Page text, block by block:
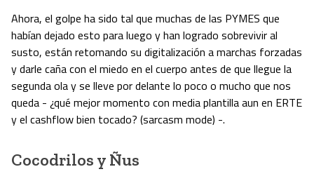
Ahora, el golpe ha sido tal que muchas de las PYMES que
habían dejado esto para luego y han logrado sobrevivir al
susto, están retomando su digitalización a marchas forzadas
y darle caña con el miedo en el cuerpo antes de que llegue la
segunda ola y se lleve por delante lo poco o mucho que nos
queda - ¿qué mejor momento con media plantilla aun en ERTE
y el cashflow bien tocado? (sarcasm mode) -.
Cocodrilos y Ñus